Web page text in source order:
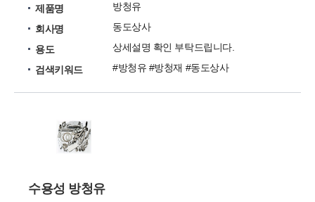
제품명
방청유
회사명
동도상사
용도
상세설명 확인 부탁드립니다.
검색키워드
#방청유 #방청재 #동도상사
수용성 방청유